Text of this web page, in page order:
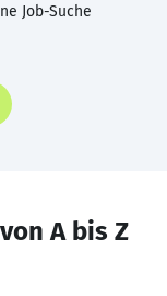
Job-Suche
A bis Z